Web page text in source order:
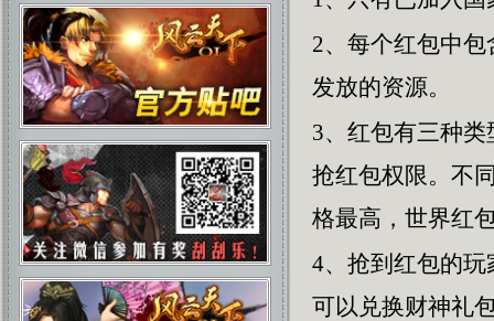
2、每个红包中
发放的资源。
3、红包有三种
抢红包权限。不
格最高，世界红
4、抢到红包的
可以兑换财神礼